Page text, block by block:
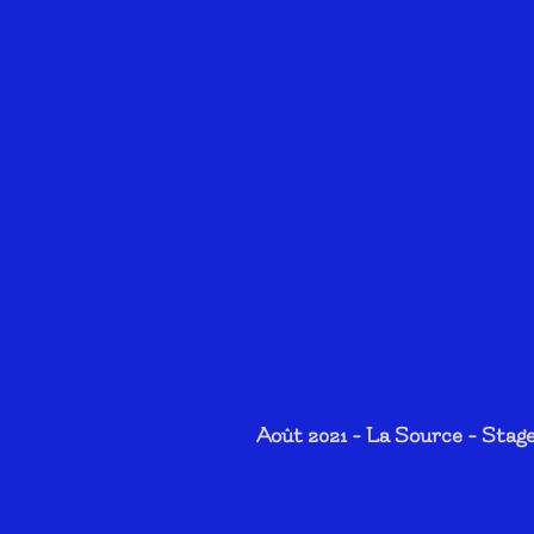
Août 2021 - La Source -